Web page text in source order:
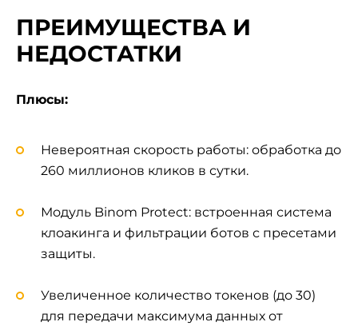
ПРЕИМУЩЕСТВА И
НЕДОСТАТКИ
Плюсы:
Невероятная скорость работы: обработка до
260 миллионов кликов в сутки.
Модуль Binom Protect: встроенная система
клоакинга и фильтрации ботов с пресетами
защиты.
Увеличенное количество токенов (до 30)
для передачи максимума данных от